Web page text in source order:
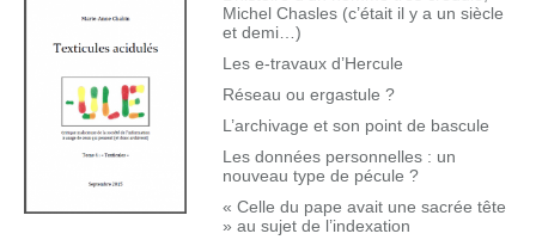
Michel Chasles (c’était il y a un siècle
et demi…)
Les e-travaux d’Hercule
Réseau ou ergastule ?
L’archivage et son point de bascule
Les données personnelles : un
nouveau type de pécule ?
« Celle du pape avait une sacrée tête
» au sujet de l’indexation